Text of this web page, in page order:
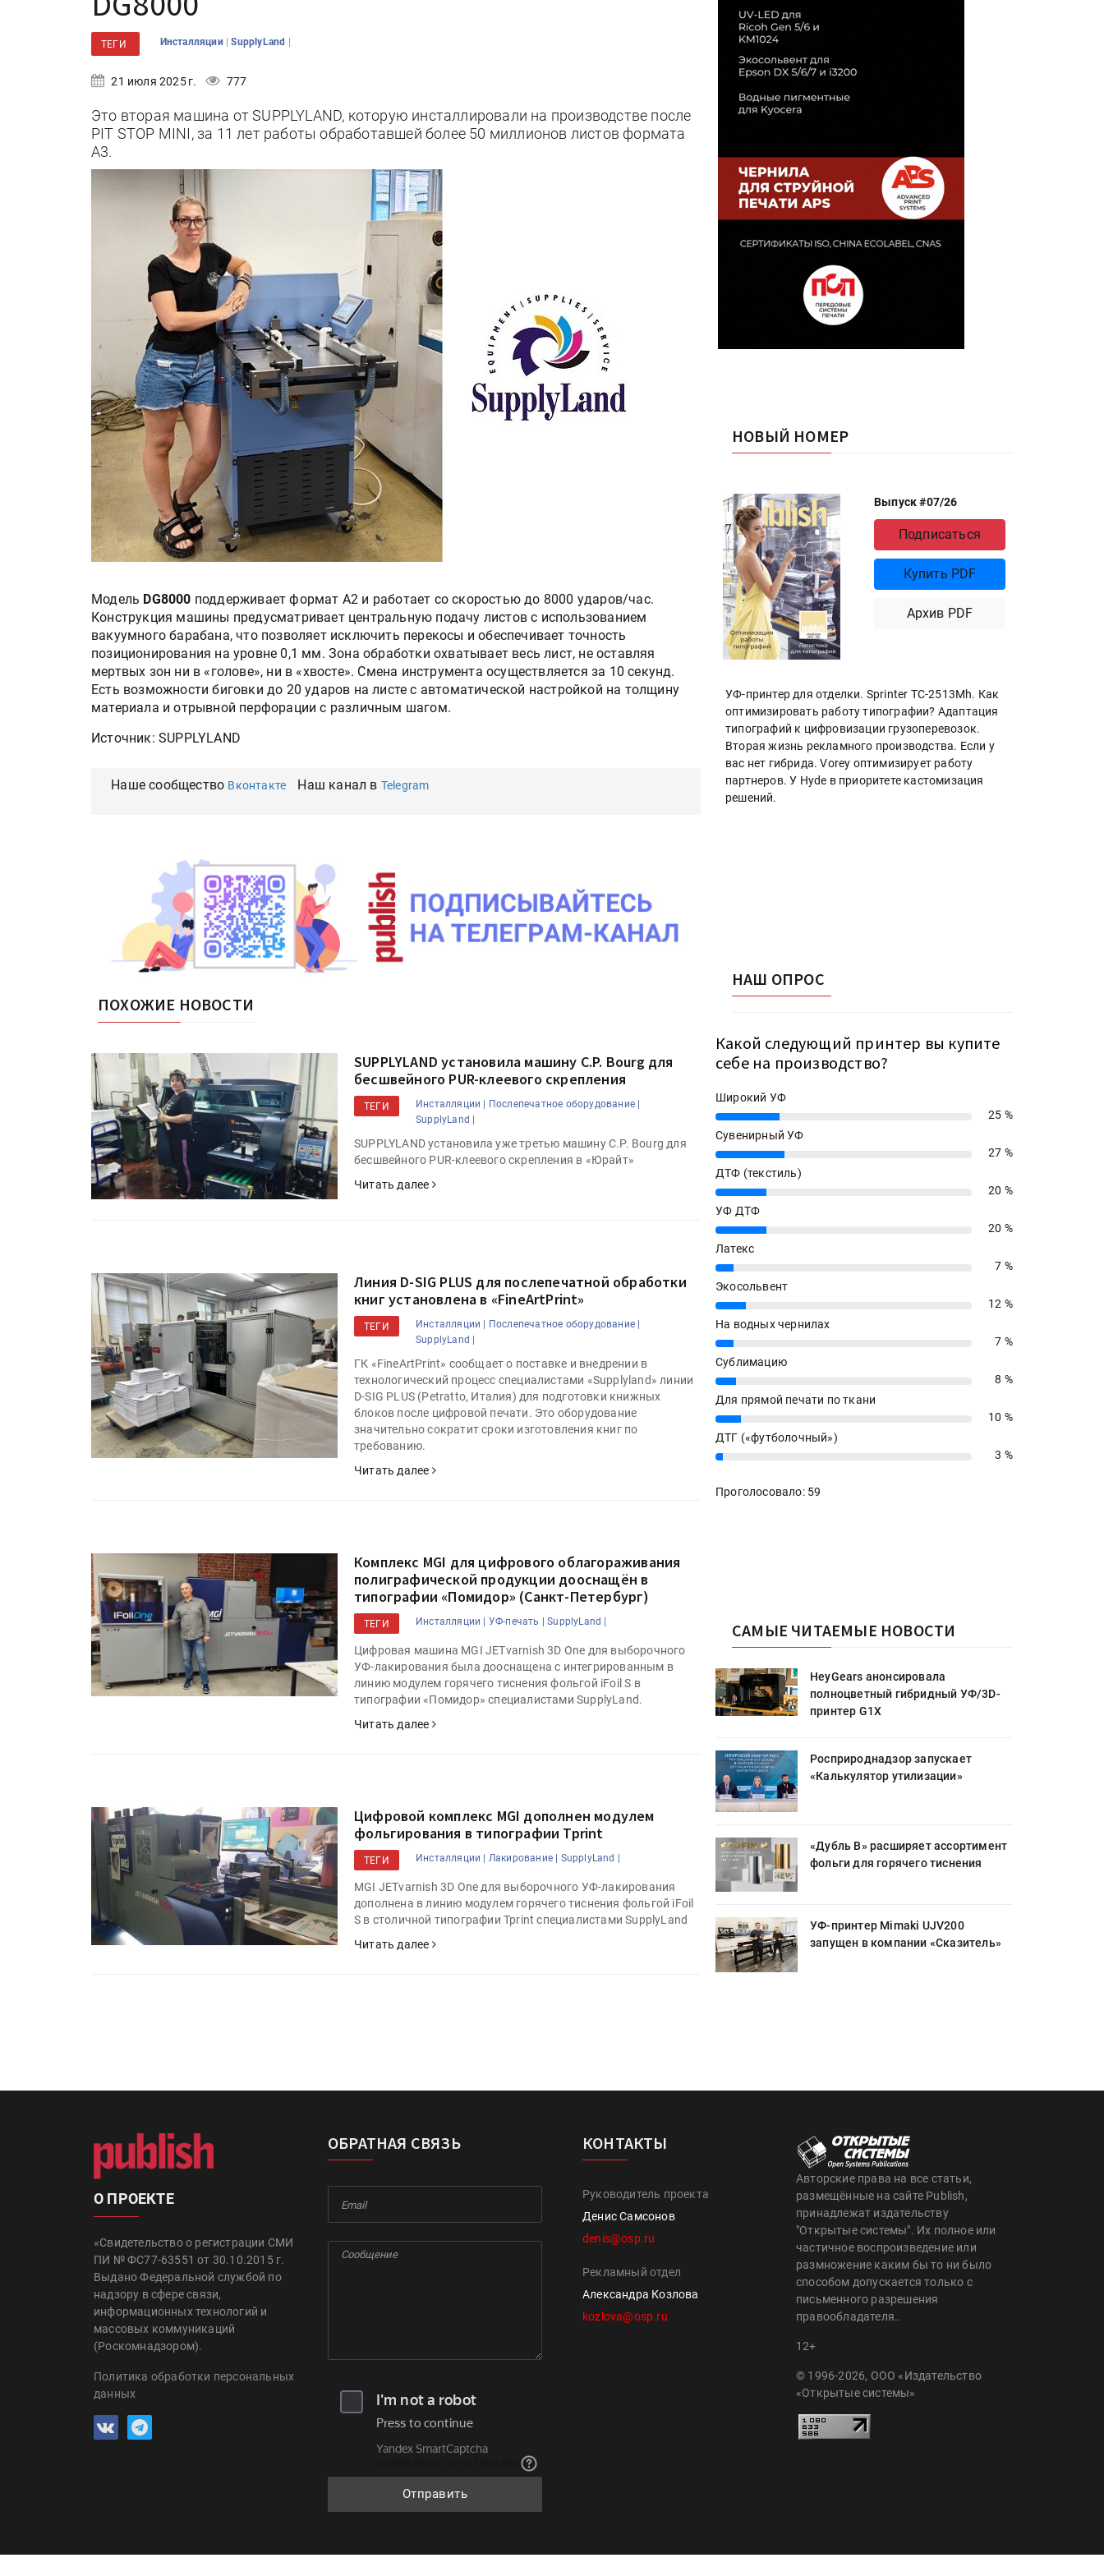
ТЕГИ Инсталляции |SupplyLand |
21 июля 2025 г. 777
Это вторая машина от SUPPLYLAND, которую инсталлировали на производстве после
PIT STOP MINI, за 11 лет работы обработавшей более 50 миллионов листов формата
A3.
Модель DG8000 поддерживает формат A2 и работает со скоростью до 8000 ударов/час.
Конструкция машины предусматривает центральную подачу листов с использованием
вакуумного барабана, что позволяет исключить перекосы и обеспечивает точность
позиционирования на уровне 0,1 мм. Зона обработки охватывает весь лист, не оставляя
мертвых зон ни в «голове», ни в «хвосте». Смена инструмента осуществляется за 10 секунд.
Есть возможности биговки до 20 ударов на листе с автоматической настройкой на толщину
материала и отрывной перфорации с различным шагом.
Источник: SUPPLYLAND
Наше сообщество Вконтакте Наш канал в Telegram
ПОХОЖИЕ НОВОСТИ
SUPPLYLAND установила машину C.P. Bourg для
бесшвейного PUR-клеевого скрепления
ТЕГИ Инсталляции |
Послепечатное оборудование |
SupplyLand |
SUPPLYLAND установила уже третью машину C.P. Bourg для
бесшвейного PUR-клеевого скрепления в «Юрайт»
Читать далее
Линия D-SIG PLUS для послепечатной обработки
книг установлена в «FineArtPrint»
ТЕГИ Инсталляции |
Послепечатное оборудование |
SupplyLand |
ГК «FineArtPrint» сообщает о поставке и внедрении в
технологический процесс специалистами «Supplyland» линии
D-SIG PLUS (Petratto, Италия) для подготовки книжных
блоков после цифровой печати. Это оборудование
значительно сократит сроки изготовления книг по
требованию.
Читать далее
Комплекс MGI для цифрового облагораживания
полиграфической продукции дооснащён в
типографии «Помидор» (Санкт-Петербург)
ТЕГИ Инсталляции | УФ-печать | SupplyLand |
Цифровая машина MGI JETvarnish 3D One для выборочного
УФ-лакирования была дооснащена с интегрированным в
линию модулем горячего тиснения фольгой iFoil S в
типографии «Помидор» специалистами SupplyLand.
Читать далее
Цифровой комплекс MGI дополнен модулем
фольгирования в типографии Tprint
ТЕГИ Инсталляции | Лакирование | SupplyLand |
MGI JETvarnish 3D One для выборочного УФ-лакирования
дополнена в линию модулем горячего тиснения фольгой iFoil
S в столичной типографии Tprint специалистами SupplyLand
Читать далее
НОВЫЙ НОМЕР
Выпуск #07/26
Подписаться
Купить PDF
Архив PDF
УФ-принтер для отделки. Sprinter ТС-2513Mh. Как
оптимизировать работу типографии? Адаптация
типографий к цифровизации грузоперевозок.
Вторая жизнь рекламного производства. Если у
вас нет гибрида. Vorey оптимизирует работу
партнеров. У Hyde в приоритете кастомизация
решений.
НАШ ОПРОС
Какой следующий принтер вы купите
себе на производство?
Широкий УФ
25%
25 %
Сувенирный УФ
27%
27 %
ДТФ (текстиль)
20%
20 %
УФ ДТФ
20%
20 %
Латекс
7%
7 %
Экосольвент
12%
12 %
На водных чернилах
7%
7 %
Сублимацию
8%
8 %
Для прямой печати по ткани
10%
10 %
ДТГ («футболочный»)
3% 3 %
Проголосовало: 59
САМЫЕ ЧИТАЕМЫЕ НОВОСТИ
HeyGears анонсировала
полноцветный гибридный УФ/3D-
«Дубль В» расширяет ассортимент
фольги для горячего тиснения
УФ-принтер Mimaki UJV200
запущен в компании «Сказитель»
HeyGears анонсировала
полноцветный гибридный УФ/3D-
фольги для горячего тиснения
УФ-принтер Mimaki UJV200
HeyGears анонсировала
полноцветный гибридный УФ/3D-
принтер G1X
Росприроднадзор запускает
«Калькулятор утилизации»
«Дубль В» расширяет ассортимент
фольги для горячего тиснения
УФ-принтер Mimaki UJV200
запущен в компании «Сказитель»
О ПРОЕКТЕ
«Свидетельство о регистрации СМИ
ПИ № ФС77-63551 от 30.10.2015 г.
Выдано Федеральной службой по
надзору в сфере связи,
информационных технологий и
массовых коммуникаций
(Роскомнадзором).
Политика обработки персональных
данных
ОБРАТНАЯ СВЯЗЬ
Отправить
КОНТАКТЫ
Руководитель проекта
Денис Самсонов
denis@osp.ru
Рекламный отдел
Александра Козлова
kozlova@osp.ru
Авторские права на все статьи,
размещённые на сайте Publish,
принадлежат издательству
"Открытые системы". Их полное или
частичное воспроизведение или
размножение каким бы то ни было
способом допускается только с
письменного разрешения
правообладателя..
12+
© 1996-2026, ООО «Издательство
«Открытые системы»